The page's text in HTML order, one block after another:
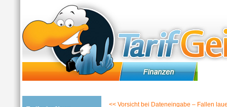
<< Vorsicht bei Dateneingabe – Fallen